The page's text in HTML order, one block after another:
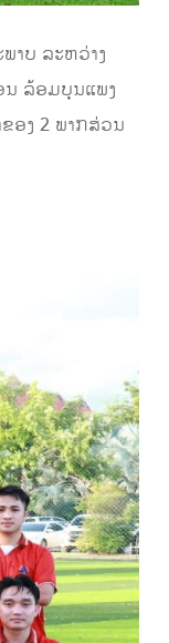
າບ ລະຫວ່າງ
ນ ລ້ອມບຸນແພງ
ອງ 2 ພາກສ່ວນ